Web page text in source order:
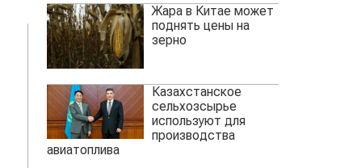
Жара в Китае может
поднять цены на
зерно
Казахстанское
сельхозсырье
используют для
производства
авиатоплива